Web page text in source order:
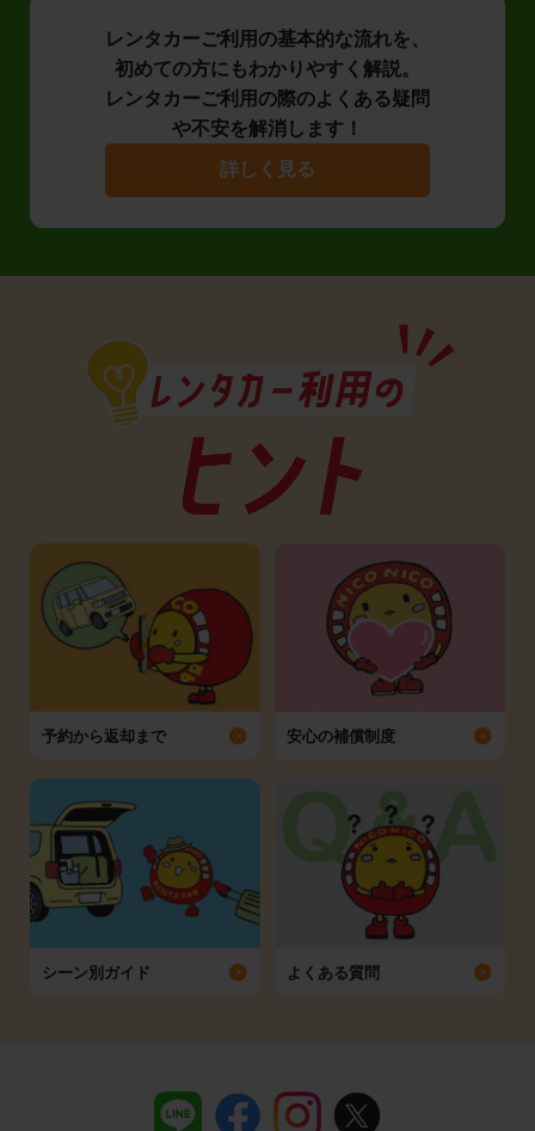
レンタカーご利用の基本的な流れを、
初めての方にもわかりやすく解説。
レンタカーご利用の際のよくある疑問
や不安を解消します！
詳しく見る
予約から返却まで 安心の補償制度
シーン別ガイド よくある質問